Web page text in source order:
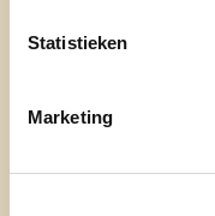
Statistieken
Marketing
Groot-Menen.
Graag zet ik nog